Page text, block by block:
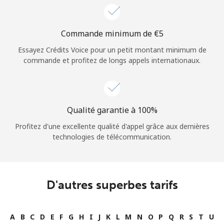
Commande minimum de ⁦€5⁩
Essayez Crédits Voice pour un petit montant minimum de
commande et profitez de longs appels internationaux.
Qualité garantie à 100%
Profitez d'une excellente qualité d'appel grâce aux dernières
technologies de télécommunication.
D'autres superbes tarifs
A B C D E F G H I J K L M N O P Q R S T
U